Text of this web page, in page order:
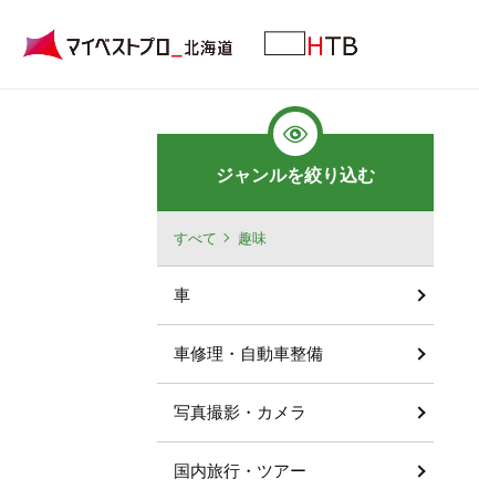
ジャンルを絞り込む
すべて 趣味
車
車修理・自動車整備
写真撮影・カメラ
国内旅行・ツアー